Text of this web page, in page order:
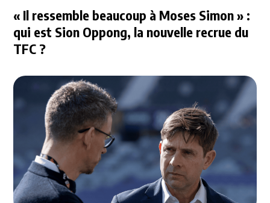
« Il ressemble beaucoup à Moses Simon » :
qui est Sion Oppong, la nouvelle recrue du
TFC ?